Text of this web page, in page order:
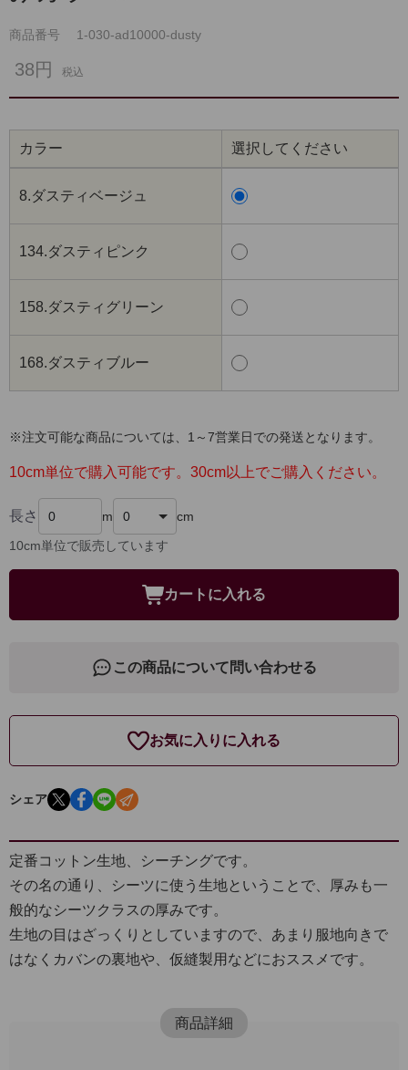
商品番号 1-030-ad10000-dusty
38円 税込
カラー 選択してください
8.ダスティベージュ
134.ダスティピンク
158.ダスティグリーン
168.ダスティブルー
※注文可能な商品については、1～7営業日での発送となります。
10cm単位で購入可能です。30cm以上でご購入ください。
長さ m cm
10cm単位で販売しています
カートに入れる
この商品について問い合わせる
お気に入りに入れる
シェア
定番コットン生地、シーチングです。
その名の通り、シーツに使う生地ということで、厚みも一
般的なシーツクラスの厚みです。
生地の目はざっくりとしていますので、あまり服地向きで
はなくカバンの裏地や、仮縫製用などにおススメです。
商品詳細